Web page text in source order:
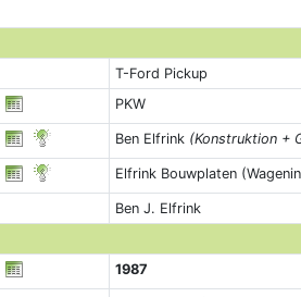
T-Ford Pickup
PKW
Ben Elfrink (Konstruktion +
Elfrink Bouwplaten
Ben J. Elfrink
1987